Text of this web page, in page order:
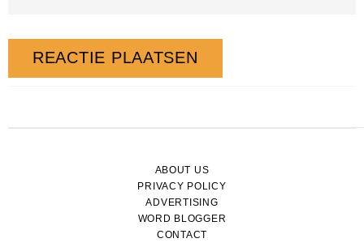
ABOUT US
PRIVACY POLICY
ADVERTISING
WORD BLOGGER
CONTACT